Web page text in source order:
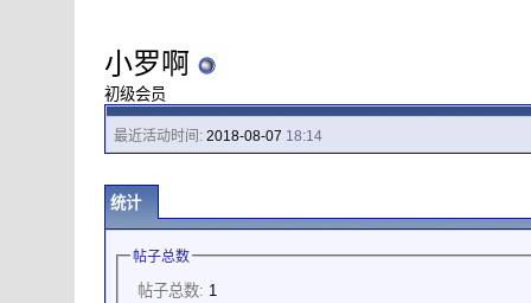
小罗啊
初级会员
最近活动时间:2018-08-07 18:14
统计
帖子总数
帖子总数: 1